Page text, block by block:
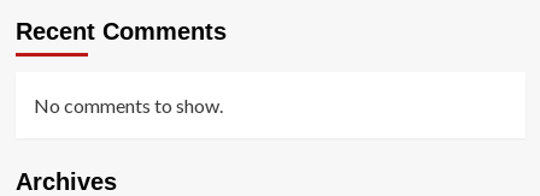
Recent Comments
No comments to show.
Archives